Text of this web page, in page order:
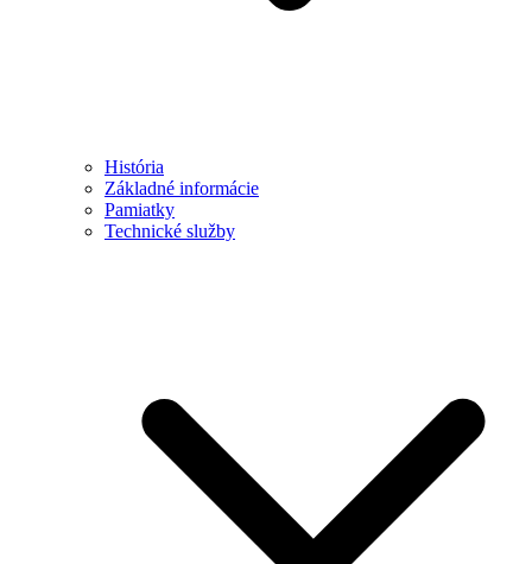
História
Základné informácie
Pamiatky
Technické služby